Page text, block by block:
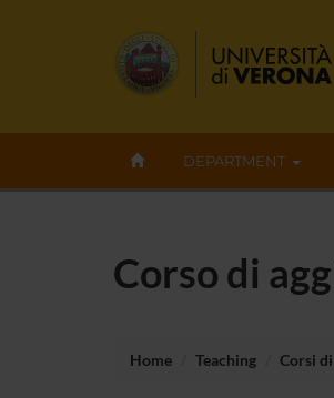
DEPARTMENT
Corso di
Home Teaching Corsi